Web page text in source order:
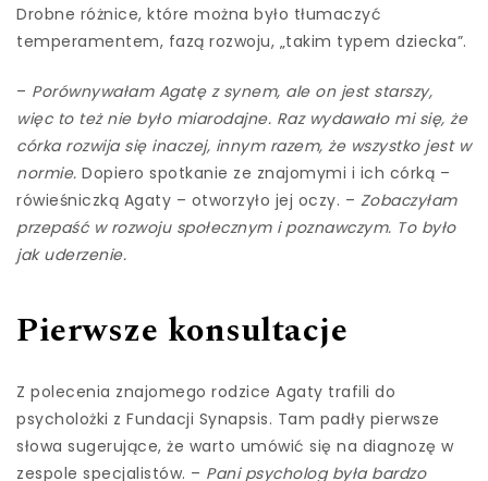
Drobne różnice, które można było tłumaczyć
temperamentem, fazą rozwoju, „takim typem dziecka”.
– Porównywałam Agatę z synem, ale on jest starszy,
więc to też nie było miarodajne. Raz wydawało mi się, że
córka rozwija się inaczej, innym razem, że wszystko jest w
normie. Dopiero spotkanie ze znajomymi i ich córką –
rówieśniczką Agaty – otworzyło jej oczy. – Zobaczyłam
przepaść w rozwoju społecznym i poznawczym. To było
jak uderzenie.
Pierwsze konsultacje
Z polecenia znajomego rodzice Agaty trafili do
psycholożki z Fundacji Synapsis. Tam padły pierwsze
słowa sugerujące, że warto umówić się na diagnozę w
zespole specjalistów. – Pani psycholog była bardzo